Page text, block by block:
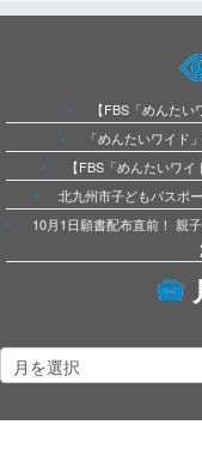
【FBS「めんたい
「めんたいワイド
【FBS「めんたいワ
北九州市子どもパスポ
10月1日願書配布直前！ 親